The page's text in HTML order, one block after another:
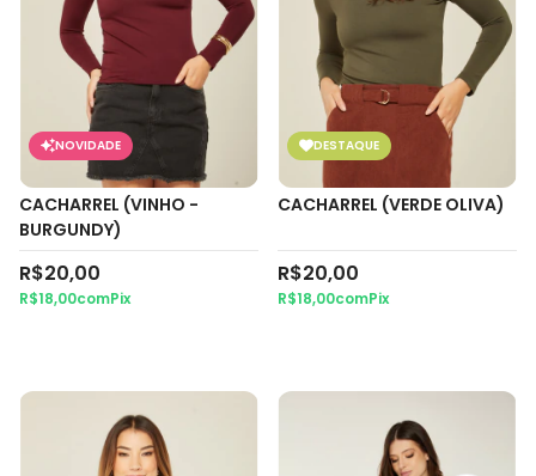
CACHARREL (VINHO -
BURGUNDY)
NOVIDADE
R$20,00
R$18,00comPix
CACHARREL (VERDE OLIVA)
DESTAQUE
R$20,00
R$18,00comPix